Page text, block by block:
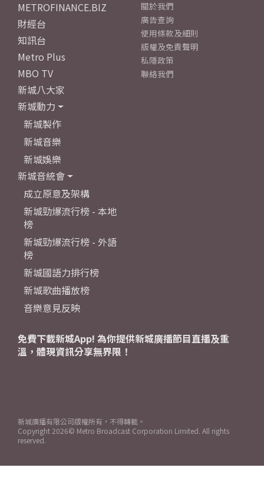
METROFINANCE.BIZ
財經台
知訊台
Metro Plus
MBO TV
新城八大家
新城動力
新城製作
新城音樂
新城娛樂
新城音統會
成立原意及架構
新城勁爆流行榜 - 本地
榜
新城勁爆流行榜 - 外語
榜
新城國語力排行榜
新城歌曲播放榜
音樂意見反映
關於我們
廣告查詢
使用條款及細則
版權及免責聲明
私隱政策
聯絡我們
免費下載新城App! 為你提供新城廣播節目直播及重
溫，體現資訊分享無界限！
新城廣播有限公司版權所有，不得轉載。
Copyright 2026© Metro Broadcast Corporation Limited. All rights
reserved.